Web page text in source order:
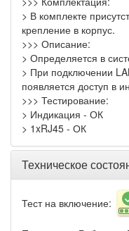
> В комплекте
крепление в корпус.
>>> Описание:
> Определяется в
> При подключении
появляется доступ в
>>> Тестирование:
> Индикация - ОК
> 1xRJ45 - ОК
Техническое
Тест на включение: